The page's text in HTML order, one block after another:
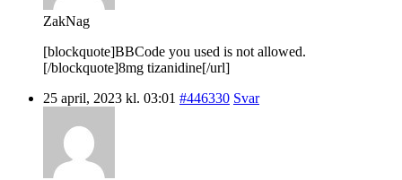
ZakNag
[blockquote]BBCode you used is not allowed.
[/blockquote]8mg tizanidine[/url]
25 april, 2023 kl. 03:01 #446330 Svar